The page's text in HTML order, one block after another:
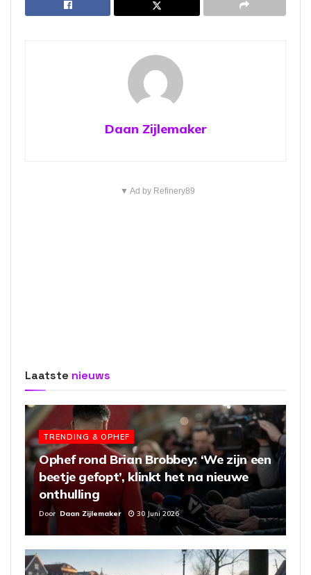
Daan Zijlemaker
▼ Ad by Refinery89
Laatste nieuws
TRENDING & OPHEF
Ophef rond Brian Brobbey: ‘We zijn een
beetje gefopt’, klinkt het na nieuwe
onthulling
Door Daan Zijlemaker 30 Juni 2026